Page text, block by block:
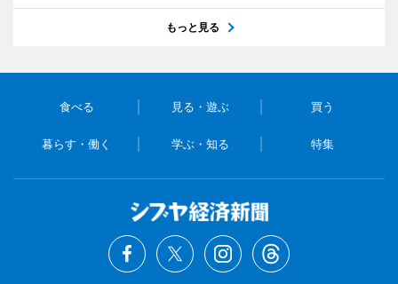
もっと見る
食べる 見る・遊ぶ 買う
暮らす・働く 学ぶ・知る 特集